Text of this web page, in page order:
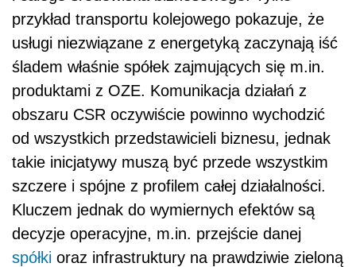
przykład transportu kolejowego pokazuje, że
usługi niezwiązane z energetyką zaczynają iść
śladem właśnie spółek zajmujących się m.in.
produktami z OZE. Komunikacja działań z
obszaru CSR oczywiście powinno wychodzić
od wszystkich przedstawicieli biznesu, jednak
takie inicjatywy muszą być przede wszystkim
szczere i spójne z profilem całej działalności.
Kluczem jednak do wymiernych efektów są
decyzje operacyjne, m.in. przejście danej
spółki oraz infrastruktury na prawdziwie zieloną